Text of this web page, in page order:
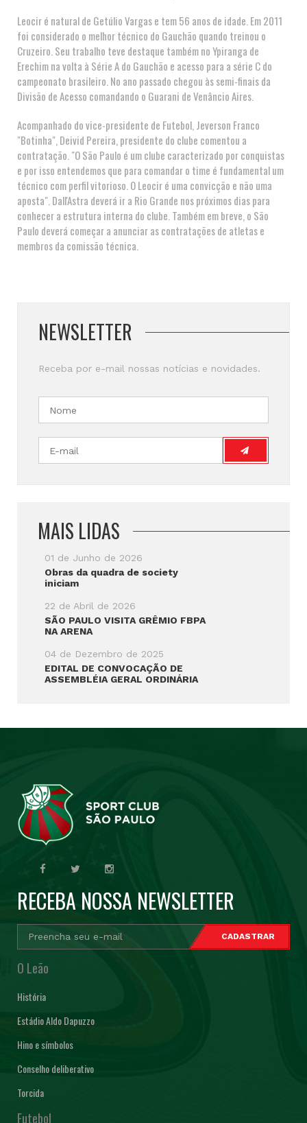
Leocir é natural de Getúlio Vargas e tem 56 anos de idade. Em 2011
foi considerado o melhor técnico do Gauchão quando treinou o
Cruzeiro. Seu trabalho teve destaque também no Ypiranga de
Erechim na volta à Série A do Gauchão e acesso para a série C do
campeonato brasileiro. No ano passado chegou às semi-finais da
Divisão de Acesso comandando o Guarani de Venâncio Aires.
Acompanhado do vice-presidente de Futebol, Jeverson Franco
"Botinha", Deivid Pereira, presidente do clube comentou a
contratação. "O São Paulo é um clube caracterizado por conquistas
e por isso entendemos que para comandar o time é fundamental um
técnico com perfil vitorioso. O Leocir é uma convicção e não uma
aposta". Dall'Astra deverá ir a Rio Grande nos próximos dias para
conhecer a estrutura interna do clube. Também em breve, o São
Paulo deverá começar a anunciar as contratações de atletas e
membros da comissão técnica.
NEWSLETTER
Receba por e-mail nossas notícias e novidades.
MAIS LIDAS
01 de Junho de 2026
Obras da quadra de society
iniciam
22 de Abril de 2026
SÃO PAULO VISITA GRÊMIO FBPA
NA ARENA
04 de Dezembro de 2025
EDITAL DE CONVOCAÇÃO DE
ASSEMBLÉIA GERAL ORDINÁRIA
RECEBA NOSSA NEWSLETTER
O Leão
História
Estádio Aldo Dapuzzo
Hino e símbolos
Conselho deliberativo
Torcida
Futebol